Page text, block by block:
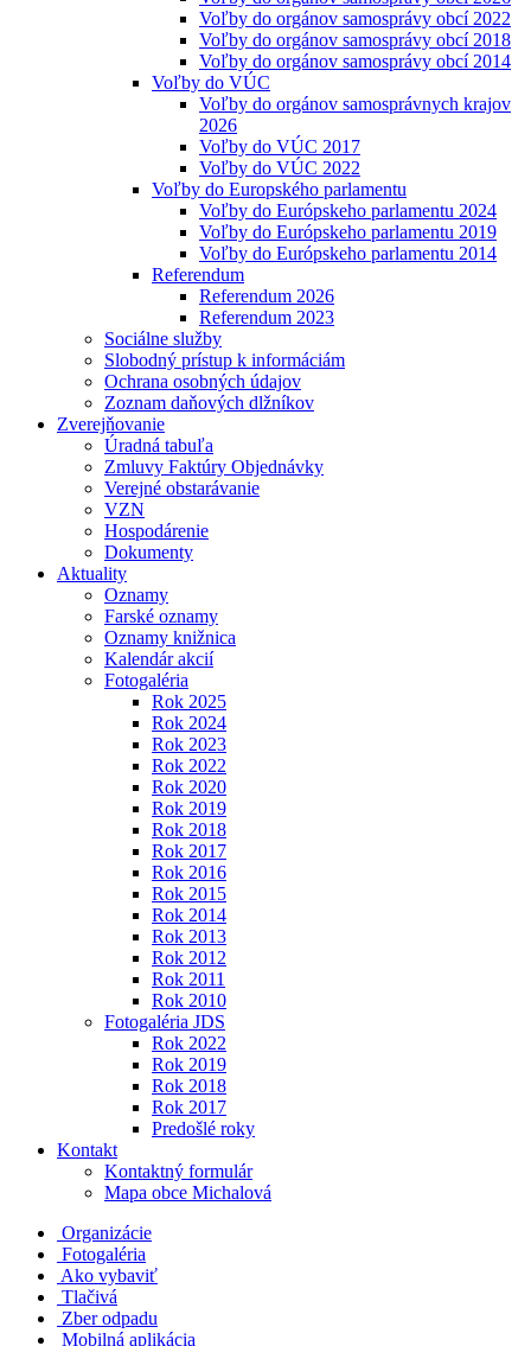
Voľby do orgánov samosprávy obcí 2022
Voľby do orgánov samosprávy obcí 2018
Voľby do orgánov samosprávy obcí 2014
Voľby do VÚC
Voľby do orgánov samosprávnych krajov
2026
Voľby do VÚC 2017
Voľby do VÚC 2022
Voľby do Europského parlamentu
Voľby do Európskeho parlamentu 2024
Voľby do Európskeho parlamentu 2019
Voľby do Európskeho parlamentu 2014
Referendum
Referendum 2026
Referendum 2023
Sociálne služby
Slobodný prístup k informáciám
Ochrana osobných údajov
Zoznam daňových dlžníkov
Zverejňovanie
Úradná tabuľa
Zmluvy Faktúry Objednávky
Verejné obstarávanie
VZN
Hospodárenie
Dokumenty
Aktuality
Oznamy
Farské oznamy
Oznamy knižnica
Kalendár akcií
Fotogaléria
Rok 2025
Rok 2024
Rok 2023
Rok 2022
Rok 2020
Rok 2019
Rok 2018
Rok 2017
Rok 2016
Rok 2015
Rok 2014
Rok 2013
Rok 2012
Rok 2011
Rok 2010
Fotogaléria JDS
Rok 2022
Rok 2019
Rok 2018
Rok 2017
Predošlé roky
Kontakt
Kontaktný formulár
Mapa obce Michalová
Organizácie
Fotogaléria
Ako vybaviť
Tlačivá
Zber odpadu
Mobilná aplikácia